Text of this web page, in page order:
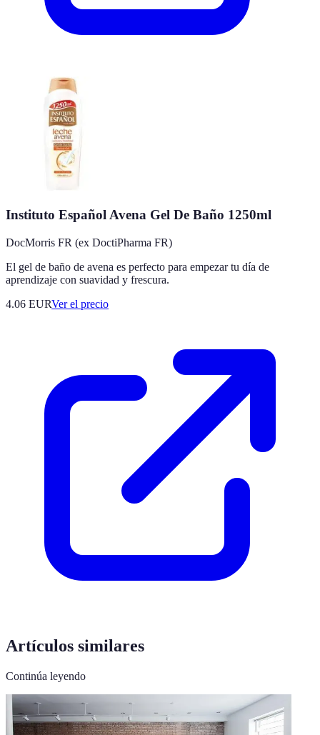
Instituto Español Avena Gel De Baño 1250ml
DocMorris FR (ex DoctiPharma FR)
El gel de baño de avena es perfecto para empezar tu día de
aprendizaje con suavidad y frescura.
4.06 EURVer el precio
Artículos similares
Continúa leyendo